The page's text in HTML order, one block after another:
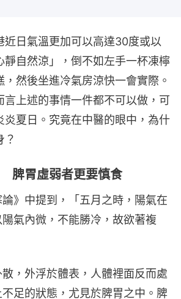
近日氣溫更加可以高達30度或以
靜自然涼」，倒不如左手一杯凍檸
然後坐進冷氣房涼快一會實際。
言上述的事情一件都不可以做，可
炎夏日。究竟在中醫的眼中，為什
？
脾胃虛弱者更要慎食
》中提到，「五月之時，陽氣在
氣內微，不能勝冷，故欲著複
，外浮於體表，人體裡面反而處
足的狀態，尤見於脾胃之中。脾